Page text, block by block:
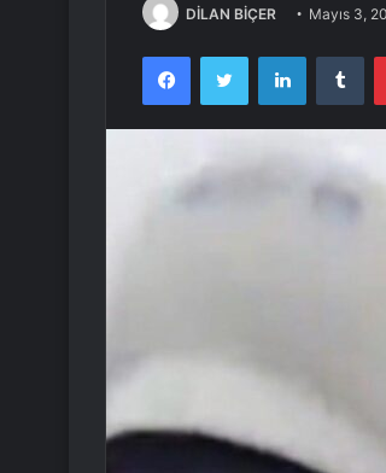
DİLAN BİÇER Mayıs 3,
FacebookTwitter LinkedIn